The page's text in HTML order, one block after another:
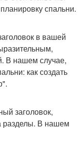
спальни.
в вашей
В нашем случае,
как создать
заголовок,
разделы. В нашем